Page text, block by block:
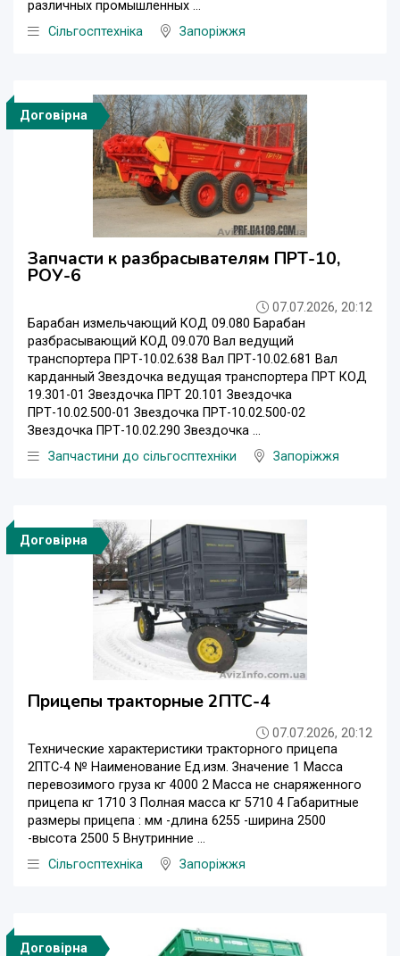
различных промышленных ...
Сільгосптехніка
Запоріжжя
Договірна
Запчасти к разбрасывателям ПРТ-10,
РОУ-6
07.07.2026, 20:12
Барабан измельчающий КОД 09.080 Барабан
разбрасывающий КОД 09.070 Вал ведущий
транспортера ПРТ-10.02.638 Вал ПРТ-10.02.681 Вал
карданный Звездочка ведущая транспортера ПРТ КОД
19.301-01 Звездочка ПРТ 20.101 Звездочка
ПРТ-10.02.500-01 Звездочка ПРТ-10.02.500-02
Звездочка ПРТ-10.02.290 Звездочка ...
Запчастини до сільгосптехніки
Запоріжжя
Договірна
Прицепы тракторные 2ПТС-4
07.07.2026, 20:12
Технические характеристики тракторного прицепа
2ПТС-4 № Наименование Ед.изм. Значение 1 Масса
перевозимого груза кг 4000 2 Масса не снаряженного
прицепа кг 1710 3 Полная масса кг 5710 4 Габаритные
размеры прицепа : мм -длина 6255 -ширина 2500
-высота 2500 5 Внутринние ...
Сільгосптехніка
Запоріжжя
Договірна